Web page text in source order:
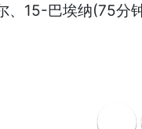
、15-巴埃纳(75分